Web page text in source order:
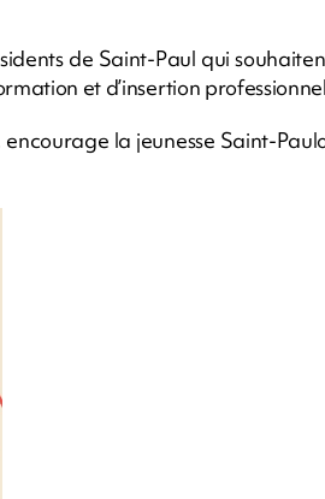
de Saint-Paul qui
et d’insertion
la jeunesse Saint-